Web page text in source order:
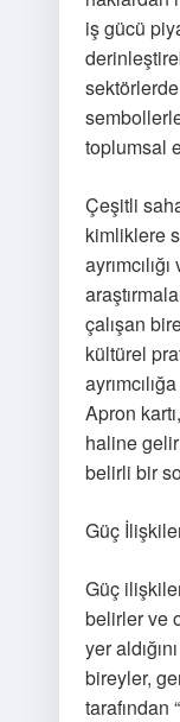
iş gücü
toplumsal
Çeşitli
kimliklere
çalışan
kültürel
Apron
haline
belirli bir
Güç
Güç
belirler ve
yer
bireyler,
tarafından